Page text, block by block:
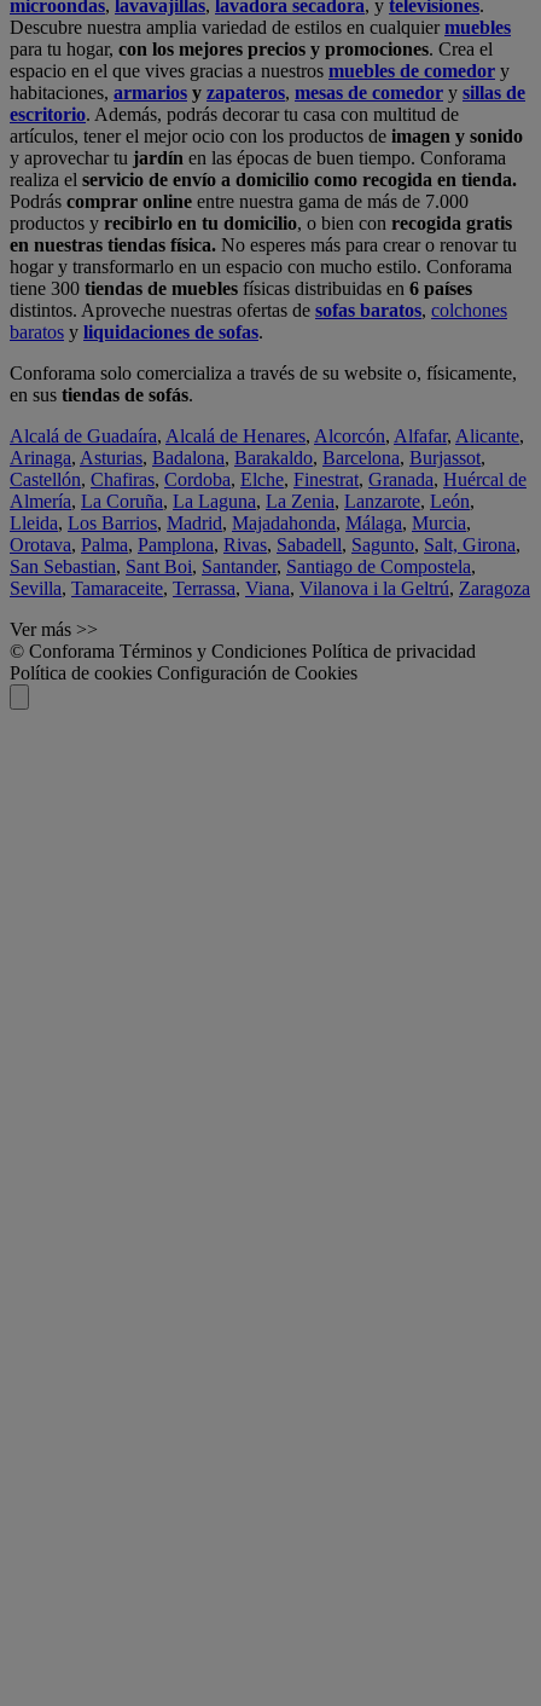
microondas, lavavajillas, lavadora secadora, y televisiones.
Descubre nuestra amplia variedad de estilos en cualquiermuebles
para tu hogar, con los mejores precios y promociones. Crea el
espacio en el que vives gracias a nuestros muebles de comedor y
habitaciones, armarios y zapateros, mesas de comedor y sillas de
escritorio. Además, podrás decorar tu casa con multitud de
artículos, tener el mejor ocio con los productos de imagen y sonido
y aprovechar tu jardín en las épocas de buen tiempo. Conforama
realiza el servicio de envío a domicilio como recogida en tienda.
Podrás comprar online entre nuestra gama de más de 7.000
productos y recibirlo en tu domicilio, o bien con recogida gratis
en nuestras tiendas física. No esperes más para crear o renovar tu
hogar y transformarlo en un espacio con mucho estilo. Conforama
tiene 300 tiendas de muebles físicas distribuidas en 6 países
distintos. Aproveche nuestras ofertas de sofas baratos, colchones
baratos y liquidaciones de sofas.
Conforama solo comercializa a través de su website o, físicamente,
en sus tiendas de sofás.
Alcalá de Guadaíra, Alcalá de Henares, Alcorcón, Alfafar, Alicante,
Arinaga, Asturias, Badalona, Barakaldo, Barcelona, Burjassot,
Castellón, Chafiras, Cordoba, Elche, Finestrat, Granada, Huércal de
Almería, La Coruña, La Laguna, La Zenia, Lanzarote, León,
Lleida, Los Barrios, Madrid, Majadahonda, Málaga, Murcia,
Orotava, Palma, Pamplona, Rivas, Sabadell, Sagunto, Salt, Girona,
San Sebastian, Sant Boi, Santander, Santiago de Compostela,
Sevilla, Tamaraceite, Terrassa, Viana, Vilanova i la Geltrú, Zaragoza
Ver más >>
© Conforama Términos y Condiciones Política de privacidad
Política de cookies Configuración de Cookies